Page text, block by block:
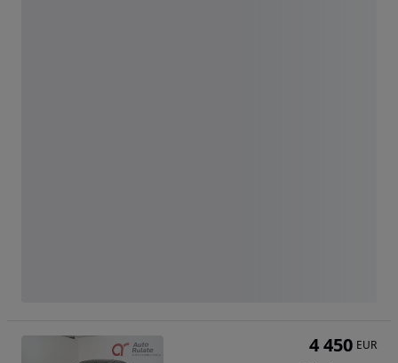
4 450 EUR